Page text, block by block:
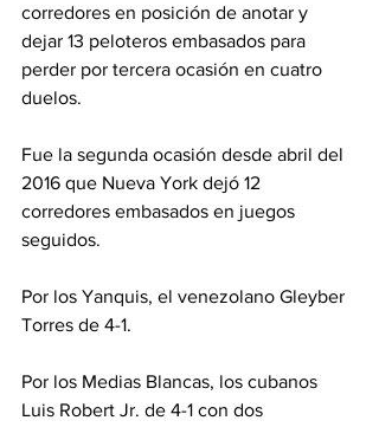
corredores en posición de anotar y
dejar 13 peloteros embasados para
perder por tercera ocasión en cuatro
duelos.
Fue la segunda ocasión desde abril del
2016 que Nueva York dejó 12
corredores embasados en juegos
seguidos.
Por los Yanquis, el venezolano Gleyber
Torres de 4-1.
Por los Medias Blancas, los cubanos
Luis Robert Jr. de 4-1 con dos